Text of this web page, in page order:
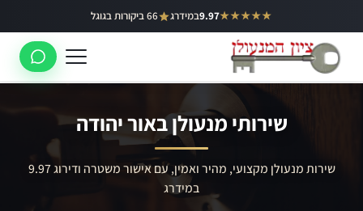
לתוכן
★★★★★
9.97במידרג 66 ביקורות בגוגל באר יעקב
ראשון לציון
רמלה
שירותי מנעולן באור יהודה
שירות מנעולן מקצועי, מהיר ואמין, עם אישור משטרה ודירוג 9.97
במידרג